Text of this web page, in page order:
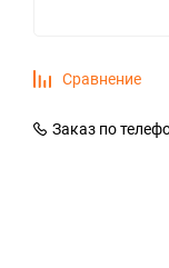
Сравнение
Заказ по